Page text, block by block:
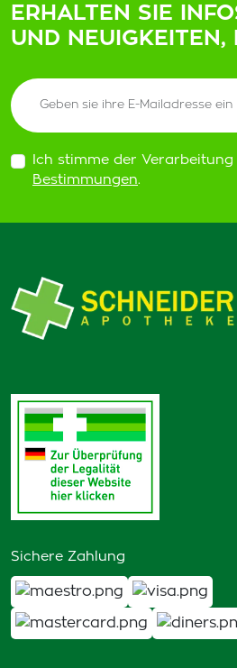
ERHALTEN SIE
UND NEUIGKEITEN,
Ich stimme der
Bestimmungen.
Sichere Zahlung